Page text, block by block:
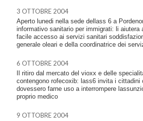
3 OTTOBRE 2004
Aperto lunedi nella sede dellass 6 a
informativo sanitario per immigrati: li aiutera
facile accesso ai servizi sanitari
generale oleari e della coordinatrice dei
6 OTTOBRE 2004
Il ritiro dal mercato del vioxx e delle
contengono rofecoxib: lass6 invita i cittadini
dovessero farne uso a interrompere
proprio medico
9 OTTOBRE 2004